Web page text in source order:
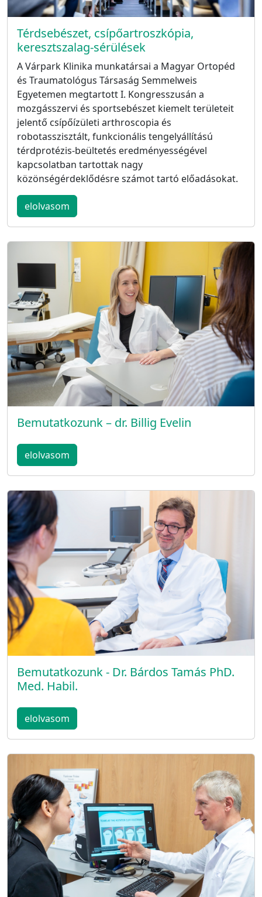
Térdsebészet, csípőartroszkópia,
keresztszalag-sérülések
A Várpark Klinika munkatársai a Magyar Ortopéd
és Traumatológus Társaság Semmelweis
Egyetemen megtartott I. Kongresszusán a
mozgásszervi és sportsebészet kiemelt területeit
jelentő csípőízületi arthroscopia és
robotasszisztált, funkcionális tengelyállítású
térdprotézis-beültetés eredményességével
kapcsolatban tartottak nagy
közönségérdeklődésre számot tartó előadásokat.
elolvasom
Bemutatkozunk – dr. Billig Evelin
elolvasom
Bemutatkozunk - Dr. Bárdos Tamás PhD.
Med. Habil.
elolvasom